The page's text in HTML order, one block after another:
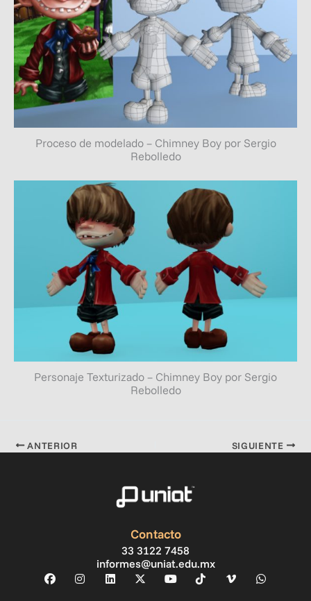
Proceso de modelado – Chimney Boy por Sergio
Rebolledo
Personaje Texturizado – Chimney Boy por Sergio
Rebolledo
ANTERIOR SIGUIENTE
Contacto
33 3122 7458
informes@uniat.edu.mx